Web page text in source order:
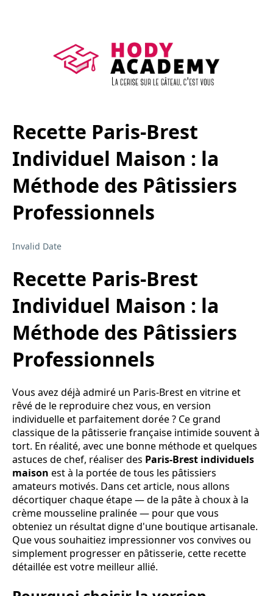
Recette Paris-Brest
Individuel Maison : la
Méthode des Pâtissiers
Professionnels
Invalid Date
Recette Paris-Brest
Individuel Maison : la
Méthode des Pâtissiers
Professionnels
Vous avez déjà admiré un Paris-Brest en vitrine et
rêvé de le reproduire chez vous, en version
individuelle et parfaitement dorée ? Ce grand
classique de la pâtisserie française intimide souvent à
tort. En réalité, avec une bonne méthode et quelques
astuces de chef, réaliser des Paris-Brest individuels
maison est à la portée de tous les pâtissiers
amateurs motivés. Dans cet article, nous allons
décortiquer chaque étape — de la pâte à choux à la
crème mousseline pralinée — pour que vous
obteniez un résultat digne d'une boutique artisanale.
Que vous souhaitiez impressionner vos convives ou
simplement progresser en pâtisserie, cette recette
détaillée est votre meilleur allié.